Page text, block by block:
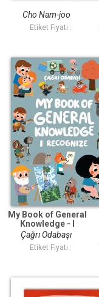
Cho Nam-joo
Etiket Fiyatı :
My Book of General
Knowledge - I
Recognize
Çağrı Odabaşı
Etiket Fiyatı :